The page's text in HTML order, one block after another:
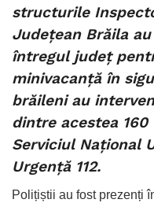
structurile
Județean Brăila
întregul județ
minivacanță în
brăileni au
dintre acestea
Serviciul Național
Urgență 112.
Polițiștii au fost prezenți